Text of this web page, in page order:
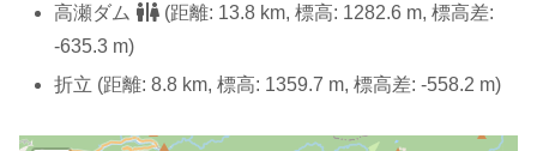
高瀬ダム
(距離: 13.8 km, 標高: 1282.6 m, 標高差:
-635.3 m)
折立 (距離: 8.8 km, 標高: 1359.7 m, 標高差: -558.2 m)